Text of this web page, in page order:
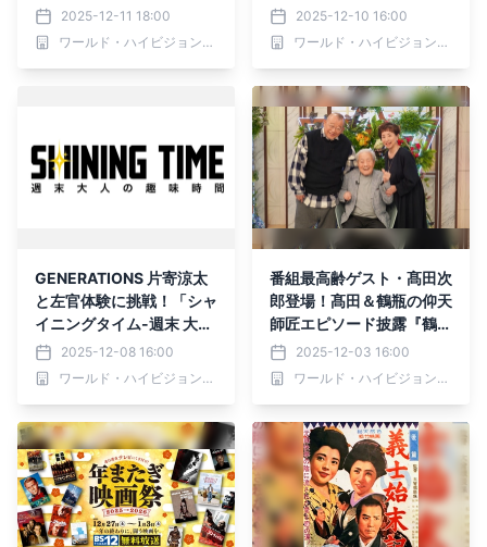
S12試写トークイベントレ
ポート BS12で2026年1月
4日（日）よりスタート
2025-12-11 18:00
ワールド・ハイビジョン・チャンネル株式会社
の大先輩とおかしな２人
～』第56回ゲスト：徳光
和夫 12月15日（月）よる
ビで放送
2025-12-10 16:00
ワールド・ハイビジョン・チャンネル株式会社
GENERATIONS 片寄涼太
と左官体験に挑戦！「シャ
イニングタイム-週末 大人
の趣味時間-」12月11日
（木）夕方6時30分～ BS1
2 トゥエルビで全国無料放
2025-12-08 16:00
ワールド・ハイビジョン・チャンネル株式会社
番組最高齢ゲスト・髙田次
郎登場！髙田＆鶴瓶の仰天
師匠エピソード披露『鶴瓶
ちゃんとサワコちゃん～昭
和の大先輩とおかしな２人
～』第55回ゲスト：髙田
時00分～ BS12 トゥエル
ビで放送
2025-12-03 16:00
ワールド・ハイビジョン・チャンネル株式会社